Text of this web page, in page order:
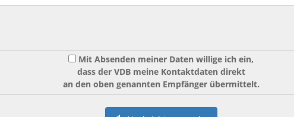
Mit Absenden meiner Daten willige ich ein,
dass der VDB meine Kontaktdaten direkt
an den oben genannten Empfänger übermittelt.